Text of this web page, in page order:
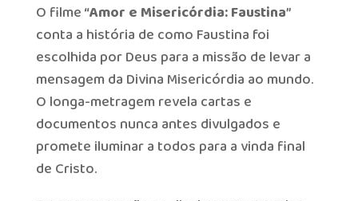
O filme “Amor e Misericórdia: Faustina”
conta a história de como Faustina foi
escolhida por Deus para a missão de levar a
mensagem da Divina Misericórdia ao mundo.
O longa-metragem revela cartas e
documentos nunca antes divulgados e
promete iluminar a todos para a vinda final
de Cristo.